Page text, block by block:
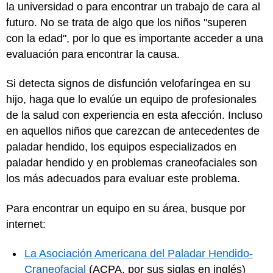
la universidad o para encontrar un trabajo de cara al
futuro. No se trata de algo que los niños "superen
con la edad", por lo que es importante acceder a una
evaluación para encontrar la causa.
Si detecta signos de disfunción velofaríngea en su
hijo, haga que lo evalúe un equipo de profesionales
de la salud con experiencia en esta afección. Incluso
en aquellos niños que carezcan de antecedentes de
paladar hendido, los equipos especializados en
paladar hendido y en problemas craneofaciales son
los más adecuados para evaluar este problema.
Para encontrar un equipo en su área, busque por
internet:
La Asociación Americana del Paladar Hendido-
Craneofacial (ACPA, por sus siglas en inglés)